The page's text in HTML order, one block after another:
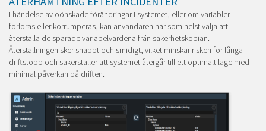
I händelse av oönskade förändringar i systemet, eller om variabler
förloras eller korrumperas, kan användaren när som helst välja att
återställa de sparade variabelvärdena från säkerhetskopian.
Återställningen sker snabbt och smidigt, vilket minskar risken för långa
driftstopp och säkerställer att systemet återgår till ett optimalt läge med
minimal påverkan på driften.